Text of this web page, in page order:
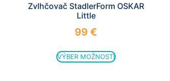
Zvlhčovač StadlerForm OSKAR
Little
99 €
VÝBER MOŽNOSTÍ